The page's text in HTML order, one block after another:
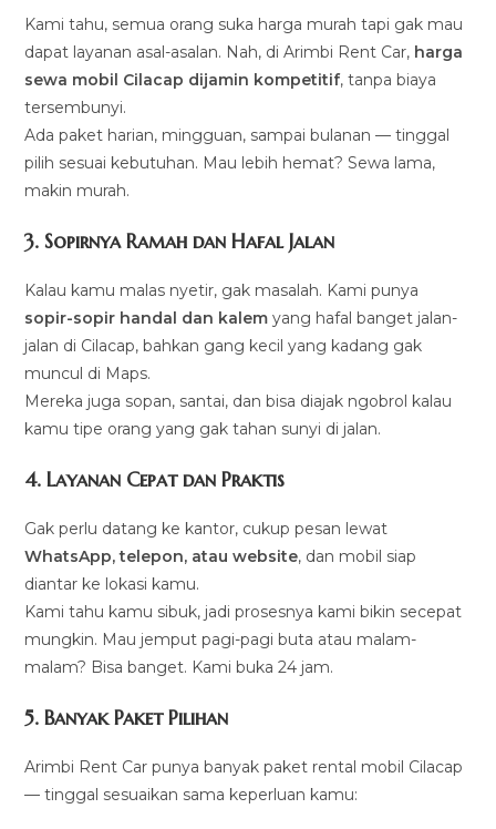
Kami tahu, semua orang suka harga murah tapi gak mau
dapat layanan asal-asalan. Nah, di Arimbi Rent Car, harga
sewa mobil Cilacap dijamin kompetitif, tanpa biaya
tersembunyi.
Ada paket harian, mingguan, sampai bulanan — tinggal
pilih sesuai kebutuhan. Mau lebih hemat? Sewa lama,
makin murah.
3. Sopirnya Ramah dan Hafal Jalan
Kalau kamu malas nyetir, gak masalah. Kami punya
sopir-sopir handal dan kalem yang hafal banget jalan-
jalan di Cilacap, bahkan gang kecil yang kadang gak
muncul di Maps.
Mereka juga sopan, santai, dan bisa diajak ngobrol kalau
kamu tipe orang yang gak tahan sunyi di jalan.
4. Layanan Cepat dan Praktis
Gak perlu datang ke kantor, cukup pesan lewat
WhatsApp, telepon, atau website, dan mobil siap
diantar ke lokasi kamu.
Kami tahu kamu sibuk, jadi prosesnya kami bikin secepat
mungkin. Mau jemput pagi-pagi buta atau malam-
malam? Bisa banget. Kami buka 24 jam.
5. Banyak Paket Pilihan
Arimbi Rent Car punya banyak paket rental mobil Cilacap
— tinggal sesuaikan sama keperluan kamu: